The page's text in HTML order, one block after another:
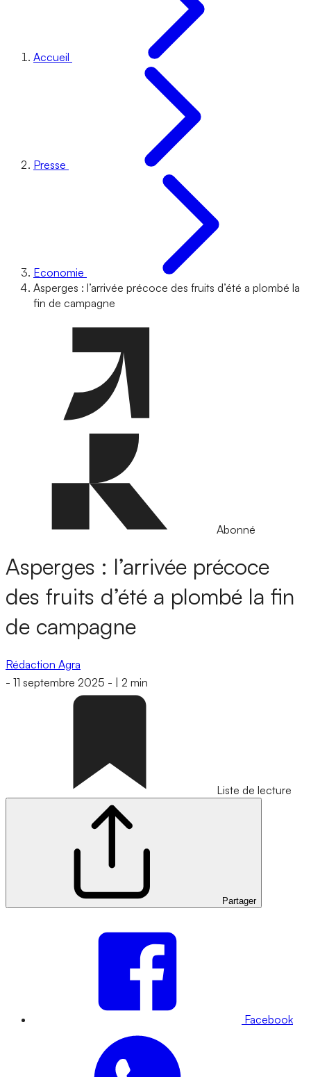
Accueil
Presse
Economie
Asperges : l’arrivée précoce des fruits d’été a plombé la
fin de campagne
Abonné
Asperges : l’arrivée précoce
des fruits d’été a plombé la fin
de campagne
Rédaction Agra
- 11 septembre 2025 - 2 min
Liste de lecture
Partager
Facebook